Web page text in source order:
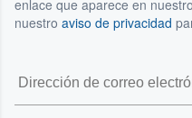
enlace que aparece en
nuestro aviso de privacidad